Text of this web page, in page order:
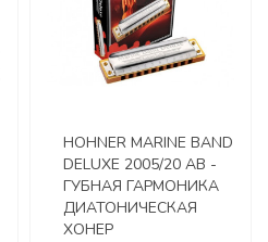
HOHNER MARINE BAND
DELUXE 2005/20 AB -
ГУБНАЯ ГАРМОНИКА
ДИАТОНИЧЕСКАЯ
ХОНЕР